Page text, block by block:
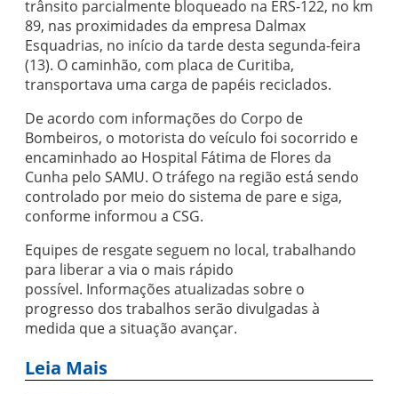
trânsito parcialmente bloqueado na ERS-122, no km
89, nas proximidades da empresa Dalmax
Esquadrias, no início da tarde desta segunda-feira
(13). O caminhão, com placa de Curitiba,
transportava uma carga de papéis reciclados.
De acordo com informações do Corpo de
Bombeiros, o motorista do veículo foi socorrido e
encaminhado ao Hospital Fátima de Flores da
Cunha pelo SAMU. O tráfego na região está sendo
controlado por meio do sistema de pare e siga,
conforme informou a CSG.
Equipes de resgate seguem no local, trabalhando
para liberar a via o mais rápido
possível. Informações atualizadas sobre o
progresso dos trabalhos serão divulgadas à
medida que a situação avançar.
Leia Mais